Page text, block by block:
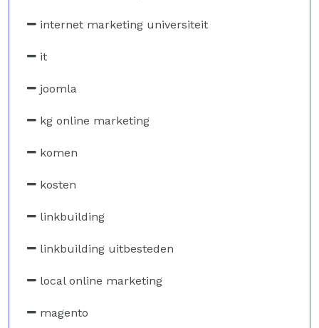
internet marketing universiteit
it
joomla
kg online marketing
komen
kosten
linkbuilding
linkbuilding uitbesteden
local online marketing
magento